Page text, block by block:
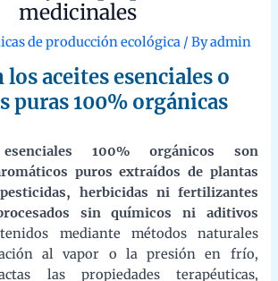
de producción ecológica
los aceites esenciales o
puras 100% orgánicas
puros extraídos de plantas
herbicidas ni fertilizantes
sin químicos ni aditivos
mediante métodos naturales como la
o la presión en frío, conservan intactas las
olfativas y beneficiosas de la planta de
por sellos internacionales como USDA